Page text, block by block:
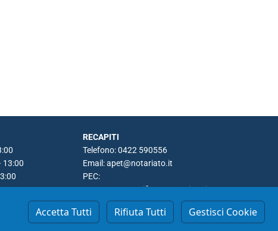
13:00
RECAPITI
Telefono: 0422 590556
Email:apet@notariato.it
PEC:
apet@postacertificata.notariato.it
Accetta Tutti Rifiuta Tutti Gestisci Cookie